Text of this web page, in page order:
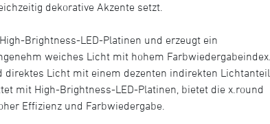
dekorative Akzente setzt.
Brightness-LED-Platinen und erzeugt ein
weiches Licht mit hohem Farbwiedergabeindex.
direktes Licht mit einem dezenten indirekten Lichtanteil
mit High-Brightness-LED-Platinen, bietet die x.round
Effizienz und Farbwiedergabe.